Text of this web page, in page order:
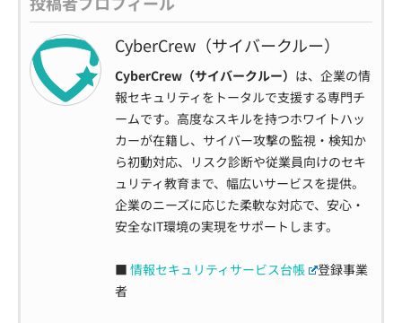
CyberCrew（サイバークルー）
CyberCrew（サイバークルー） は、企業の情
報セキュリティをトータルで支援する専門チ
ームです。高度なスキルを持つホワイトハッ
カーが在籍し、サイバー攻撃の監視・検知か
ら初動対応、リスク診断や従業員向けのセキ
ュリティ教育まで、幅広いサービスを提供。
企業のニーズに応じた柔軟な対応で、安心・
安全なIT環境の実現をサポートします。
■ 情報セキュリティサービス台帳
登録事業
者